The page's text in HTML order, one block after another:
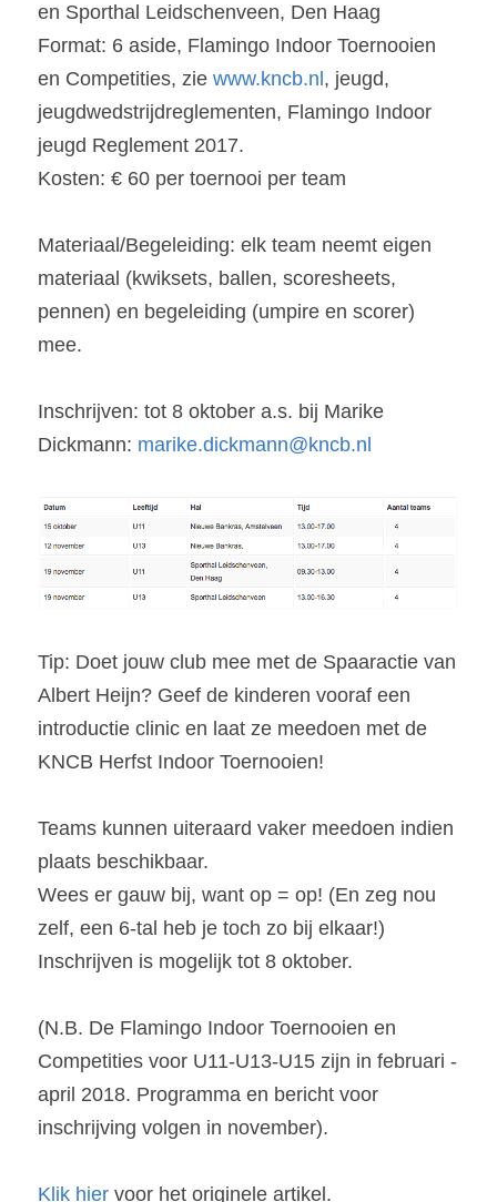
en Sporthal Leidschenveen, Den Haag
Format: 6 aside, Flamingo Indoor Toernooien
en Competities, zie www.kncb.nl , jeugd,
jeugdwedstrijdreglementen, Flamingo Indoor
jeugd Reglement 2017.
Kosten: € 60 per toernooi per team
Materiaal/Begeleiding: elk team neemt eigen
materiaal (kwiksets, ballen, scoresheets,
pennen) en begeleiding (umpire en scorer)
mee.
Inschrijven: tot 8 oktober a.s. bij Marike
Dickmann: marike.dickmann@kncb.nl
Tip: Doet jouw club mee met de Spaaractie van
Albert Heijn? Geef de kinderen vooraf een
introductie clinic en laat ze meedoen met de
KNCB Herfst Indoor Toernooien!
Teams kunnen uiteraard vaker meedoen indien
plaats beschikbaar.
Wees er gauw bij, want op = op! (En zeg nou
zelf, een 6-tal heb je toch zo bij elkaar!)
Inschrijven is mogelijk tot 8 oktober.
(N.B. De Flamingo Indoor Toernooien en
Competities voor U11-U13-U15 zijn in februari -
april 2018. Programma en bericht voor
inschrijving volgen in november).
Klik hier voor het originele artikel.